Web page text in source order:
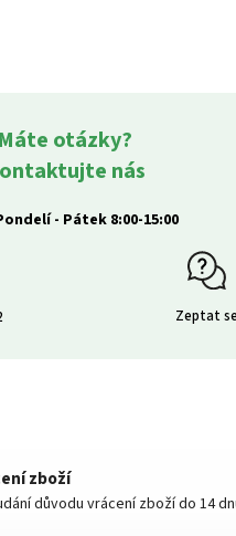
Máte otázky?
nás
- Pátek 8:00-15:00
Zeptat se
zboží
důvodu vrácení zboží do 14